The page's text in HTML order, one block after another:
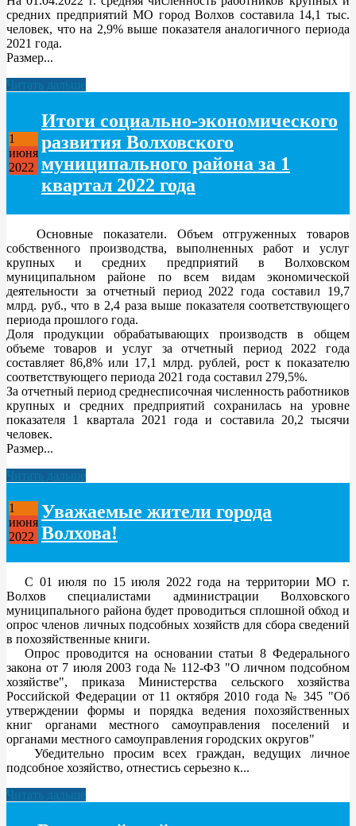
средних предприятий МО город Волхов составила 14,1 тыс.
человек, что на 2,9% выше показателя аналогичного периода
2021 года.
Размер...
Читать дальше
1
июня
2022
Итоги социально-экономического
развития Волховского
муниципального района за 1
квартал 2022 года
Основные показатели. Объем отгруженных товаров
собственного производства, выполненных работ и услуг
крупных и средних предприятий в Волховском
муниципальном районе по всем видам экономической
деятельности за отчетный период 2022 года составил 19,7
млрд. руб., что в 2,4 раза выше показателя соответствующего
периода прошлого года.
Доля продукции обрабатывающих производств в общем
объеме товаров и услуг за отчетный период 2022 года
составляет 86,8% или 17,1 млрд. рублей, рост к показателю
соответствующего периода 2021 года составил 279,5%.
За отчетный период среднесписочная численность работников
крупных и средних предприятий сохранилась на уровне
показателя 1 квартала 2021 года и составила 20,2 тысячи
человек.
Размер...
Читать дальше
1
июня
2022
Уважаемые жители города
Волхова!
С 01 июля по 15 июля 2022 года на территории МО г.
Волхов специалистами администрации Волховского
муниципального района будет проводиться сплошной обход и
опрос членов личных подсобных хозяйств для сбора сведений
в похозяйственные книги.
Опрос проводится на основании статьи 8 Федерального
закона от 7 июля 2003 года № 112-ФЗ "О личном подсобном
хозяйстве", приказа Министерства сельского хозяйства
Российской Федерации от 11 октября 2010 года № 345 "Об
утверждении формы и порядка ведения похозяйственных
книг органами местного самоуправления поселений и
органами местного самоуправления городских округов"
Убедительно просим всех граждан, ведущих личное
подсобное хозяйство, отнестись серьезно к...
Читать дальше